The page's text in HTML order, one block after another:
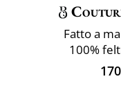
Fatto a
100%